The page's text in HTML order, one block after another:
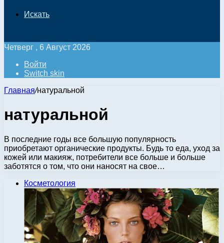
Искать
Четверг , 6 Август 2026
Войти
Switch skin
Главная/натуральной
натуральной
В последние годы все большую популярность
приобретают органические продукты. Будь то еда, уход за
кожей или макияж, потребители все больше и больше
заботятся о том, что они наносят на свое…
Косметология